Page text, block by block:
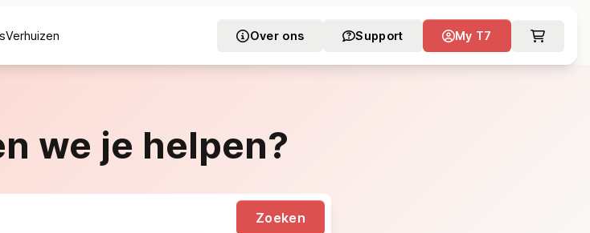
Verhuizen Over ons Support My T7
we je helpen?
Zoeken